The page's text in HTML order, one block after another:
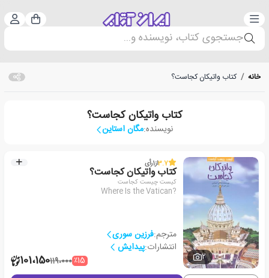
دسته‌بندی سبد
جستجوی کتاب، نویسنده و...
خانه / کتاب واتیکان کجاست؟
کتاب واتیکان کجاست؟
نویسنده:مگان استاین
2
3.7از1رأی
کتاب واتیکان کجاست؟
کیست چیست کجاست
Where Is the Vatican?
مترجم:فرزین سوری
انتشارات:پیدایش
٪15119،000101،150